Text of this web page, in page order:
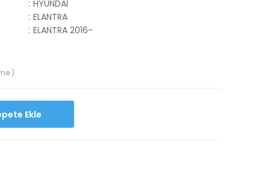
: HYUNDAI
: ELANTRA
: ELANTRA 2016-
)
Sepete Ekle